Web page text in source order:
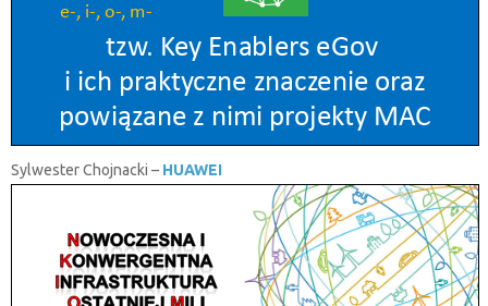
Sylwester Chojnacki – HUAWEI